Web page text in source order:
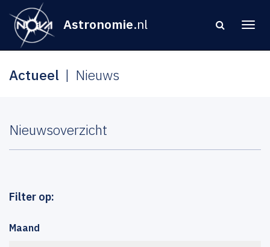
Astronomie.nl
Actueel Nieuws
Nieuwsoverzicht
Filter op:
Maand